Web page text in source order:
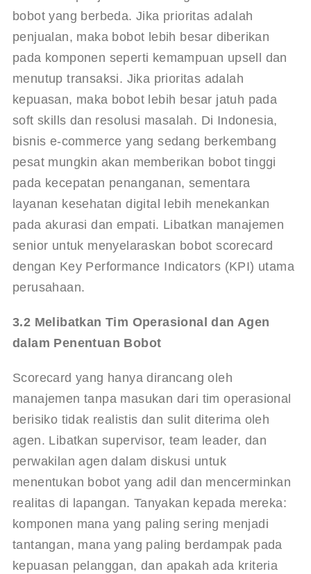
bobot yang berbeda. Jika prioritas adalah
penjualan, maka bobot lebih besar diberikan
pada komponen seperti kemampuan upsell dan
menutup transaksi. Jika prioritas adalah
kepuasan, maka bobot lebih besar jatuh pada
soft skills dan resolusi masalah. Di Indonesia,
bisnis e-commerce yang sedang berkembang
pesat mungkin akan memberikan bobot tinggi
pada kecepatan penanganan, sementara
layanan kesehatan digital lebih menekankan
pada akurasi dan empati. Libatkan manajemen
senior untuk menyelaraskan bobot scorecard
dengan Key Performance Indicators (KPI) utama
perusahaan.
3.2 Melibatkan Tim Operasional dan Agen
dalam Penentuan Bobot
Scorecard yang hanya dirancang oleh
manajemen tanpa masukan dari tim operasional
berisiko tidak realistis dan sulit diterima oleh
agen. Libatkan supervisor, team leader, dan
perwakilan agen dalam diskusi untuk
menentukan bobot yang adil dan mencerminkan
realitas di lapangan. Tanyakan kepada mereka:
komponen mana yang paling sering menjadi
tantangan, mana yang paling berdampak pada
kepuasan pelanggan, dan apakah ada kriteria